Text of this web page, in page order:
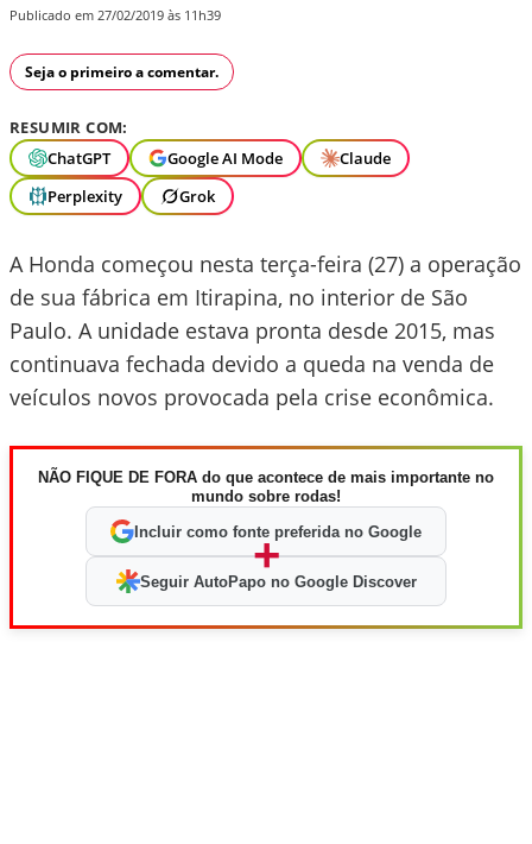
Publicado em 27/02/2019 às 11h39
Seja o primeiro a comentar.
RESUMIR COM:
ChatGPT
Google AI Mode
Claude
Perplexity
Grok
A Honda começou nesta terça-feira (27) a operação
de sua fábrica em Itirapina, no interior de São
Paulo. A unidade estava pronta desde 2015, mas
continuava fechada devido a queda na venda de
veículos novos provocada pela crise econômica.
NÃO FIQUE DE FORA do que acontece de mais importante no
mundo sobre rodas!
Incluir como fonte preferida no Google
+
Seguir AutoPapo no Google Discover